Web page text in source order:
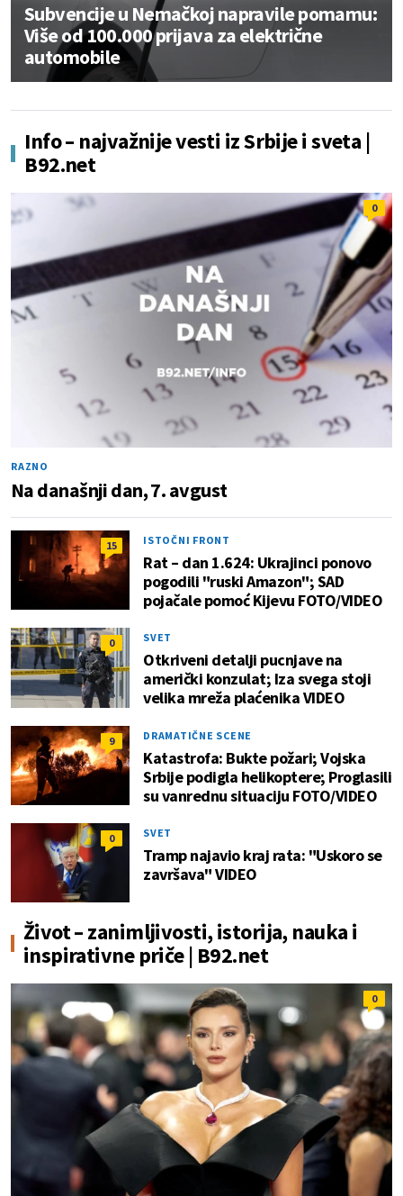
Subvencije u Nemačkoj napravile pomamu:
Više od 100.000 prijava za električne
automobile
Info – najvažnije vesti iz Srbije i sveta |
B92.net
0
RAZNO
Na današnji dan, 7. avgust
15 ISTOČNI FRONT
Rat – dan 1.624: Ukrajinci ponovo
pogodili "ruski Amazon"; SAD
pojačale pomoć Kijevu FOTO/VIDEO
0 SVET
Otkriveni detalji pucnjave na
američki konzulat; Iza svega stoji
velika mreža plaćenika VIDEO
9 DRAMATIČNE SCENE
Katastrofa: Bukte požari; Vojska
Srbije podigla helikoptere; Proglasili
su vanrednu situaciju FOTO/VIDEO
0 SVET
Tramp najavio kraj rata: "Uskoro se
završava" VIDEO
Život – zanimljivosti, istorija, nauka i
inspirativne priče | B92.net
0